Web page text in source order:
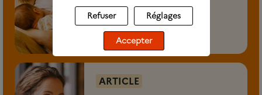
2 min 30
Découvrez l'article
ARTICLE
Refuser Réglages
Accepter